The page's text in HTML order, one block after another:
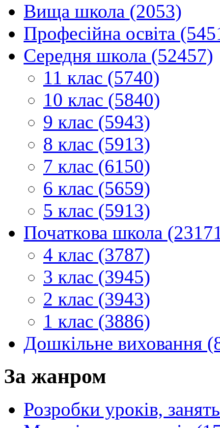
Вища школа (2053)
Професійна освіта
Середня школа (52457)
11 клас (5740)
10 клас (5840)
9 клас (5943)
8 клас (5913)
7 клас (6150)
6 клас (5659)
5 клас (5913)
Початкова школа
4 клас (3787)
3 клас (3945)
2 клас (3943)
1 клас (3886)
Дошкільне виховання
За жанром
Розробки уроків,